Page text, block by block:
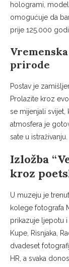
hologrami,
omogućuje da
prije 125.000
prirode
Postav je
Prolazite kroz
se mijenjali svijet,
atmosfera je
sate u istraživanju.
Izložba
kroz
U muzeju je
kolege fotografa
prikazuje ljepotu
Kupe, Risnjaka,
dvadeset
HR, a svaka